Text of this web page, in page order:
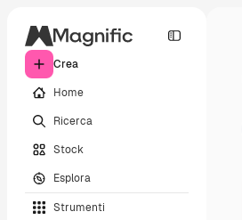
Crea
Home
Ricerca
Stock
Esplora
Strumenti